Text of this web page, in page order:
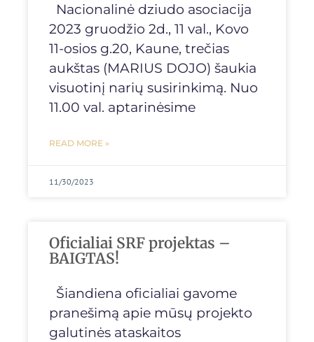
Nacionalinė dziudo asociacija
2023 gruodžio 2d., 11 val., Kovo
11-osios g.20, Kaune, trečias
aukštas (MARIUS DOJO) šaukia
visuotinį narių susirinkimą. Nuo
11.00 val. aptarinėsime
READ MORE »
11/30/2023
Oficialiai SRF projektas –
BAIGTAS!
Šiandiena oficialiai gavome
pranešimą apie mūsų projekto
galutinės ataskaitos